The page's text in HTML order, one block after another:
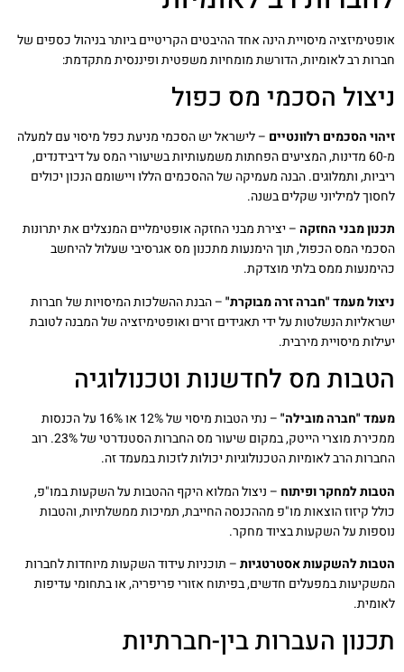
אופטימיזציה מיסויית הינה אחד ההיבטים הקריטיים ביותר בניהול כספים של
חברות רב לאומיות, הדורשת מומחיות משפטית ופיננסית מתקדמת:
ניצול הסכמי מס כפול
זיהוי הסכמים רלוונטיים – לישראל יש הסכמי מניעת כפל מיסוי עם למעלה
מ-60 מדינות, המציעים הפחתות משמעותיות בשיעורי המס על דיבידנדים,
ריביות, ותמלוגים. הבנה מעמיקה של ההסכמים הללו ויישומם הנכון יכולים
לחסוך למיליוני שקלים בשנה.
תכנון מבני החזקה – יצירת מבני החזקה אופטימליים המנצלים את יתרונות
הסכמי המס הכפול, תוך הימנעות מתכנון מס אגרסיבי שעלול להיחשב
כהימנעות ממס בלתי מוצדקת.
ניצול מעמד "חברה זרה מבוקרת"– הבנת ההשלכות המיסויות של חברות
ישראליות הנשלטות על ידי תאגידים זרים ואופטימיזציה של המבנה לטובת
יעילות מיסויית מירבית.
הטבות מס לחדשנות וטכנולוגיה
מעמד "חברה מובילה"
– נתי הטבות מיסוי של 12% או 16% על הכנסות
ממכירת מוצרי הייטק, במקום שיעור מס החברות הסטנדרטי של 23%. רוב
החברות הרב לאומיות הטכנולוגיות יכולות לזכות במעמד זה.
הטבות למחקר ופיתוח – ניצול המלוא היקף ההטבות על השקעות במו"פ,
כולל קיזוז הוצאות מו"פ מההכנסה החייבת, תמיכות ממשלתיות, והטבות
נוספות על השקעות בציוד מחקר.
הטבות להשקעות אסטרטגיות– תוכניות עידוד השקעות מיוחדות לחברות
המשקיעות במפעלים חדשים, בפיתוח אזורי פריפריה, או בתחומי עדיפות
לאומית.
תכנון העברות בין-חברתיות